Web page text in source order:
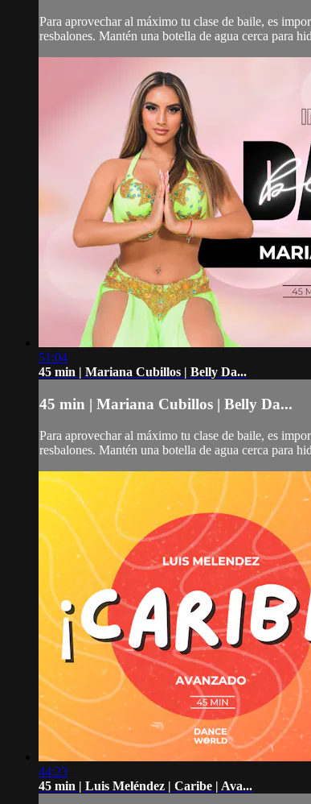
Para aprovechar al máximo tu clase de baile, es
resbalones. Mantén una botella de agua cerca para
51:04
45 min | Mariana Cubillos | Belly Da...
45 min | Mariana Cubillos | Belly Da...
Para aprovechar al máximo tu clase de baile, es
resbalones. Mantén una botella de agua cerca para
44:23
45 min | Luis Meléndez | Caribe | Ava...